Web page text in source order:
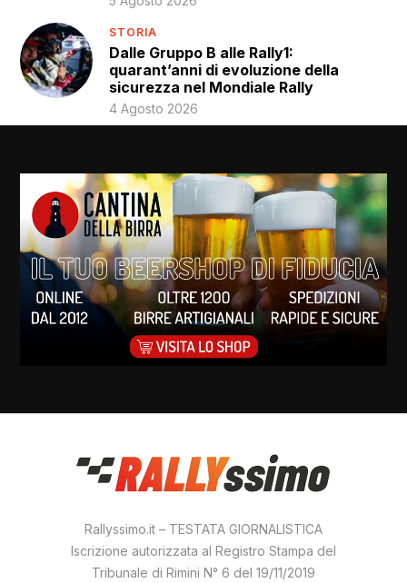
STORIA
Dalle Gruppo B alle Rally1:
quarant’anni di evoluzione della
sicurezza nel Mondiale Rally
4 Agosto 2026
Rallyssimo.it – TESTATA GIORNALISTICA
Iscrizione autorizzata al Registro Stampa del
Tribunale di Rimini N° 6 del 19/11/2019